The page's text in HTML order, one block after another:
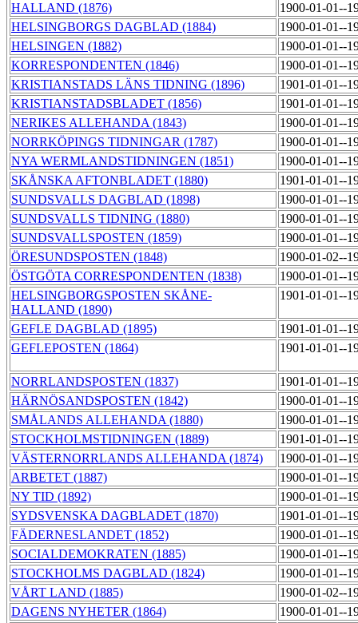
HALLAND (1876)
1900-01-01--
HELSINGBORGS DAGBLAD (1884)
1900-01-01--
HELSINGEN (1882)
1900-01-01--
KORRESPONDENTEN (1846)
1900-01-01--
KRISTIANSTADS LÄNS TIDNING (1896)
1901-01-01--
KRISTIANSTADSBLADET (1856)
1901-01-01--
NERIKES ALLEHANDA (1843)
1900-01-01--
NORRKÖPINGS TIDNINGAR (1787)
1900-01-01--
NYA WERMLANDSTIDNINGEN (1851)
1900-01-01--
SKÅNSKA AFTONBLADET (1880)
1901-01-01--
SUNDSVALLS DAGBLAD (1898)
1900-01-01--
SUNDSVALLS TIDNING (1880)
1900-01-01--
SUNDSVALLSPOSTEN (1859)
1900-01-01--
ÖRESUNDSPOSTEN (1848)
1900-01-02--
ÖSTGÖTA CORRESPONDENTEN (1838)
1900-01-01--
HELSINGBORGSPOSTEN SKÅNE-
HALLAND (1890)
1901-01-01--
GEFLE DAGBLAD (1895)
1901-01-01--
GEFLEPOSTEN (1864)
1901-01-01--
NORRLANDSPOSTEN (1837)
1901-01-01--
HÄRNÖSANDSPOSTEN (1842)
1900-01-01--
SMÅLANDS ALLEHANDA (1880)
1900-01-01--
STOCKHOLMSTIDNINGEN (1889)
1901-01-01--
VÄSTERNORRLANDS ALLEHANDA (1874)
1900-01-01--
ARBETET (1887)
1900-01-01--
NY TID (1892)
1900-01-01--
SYDSVENSKA DAGBLADET (1870)
1901-01-01--
FÄDERNESLANDET (1852)
1900-01-01--
SOCIALDEMOKRATEN (1885)
1900-01-01--
STOCKHOLMS DAGBLAD (1824)
1900-01-01--
VÅRT LAND (1885)
1900-01-02--
DAGENS NYHETER (1864)
1900-01-01--